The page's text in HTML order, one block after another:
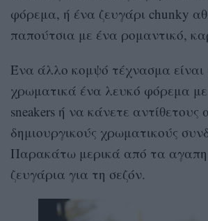
φόρεμα, ή ένα ζευγάρι chunky
παπούτσια με ένα ρομαντικό,
Ένα άλλο κομψό τέχνασμα είναι
χρωματικά ένα λευκό φόρεμα
sneakers ή να κάνετε αντίθετους
δημιουργικούς χρωματικούς
Παρακάτω μερικά από τα
ζευγάρια για τη σεζόν.